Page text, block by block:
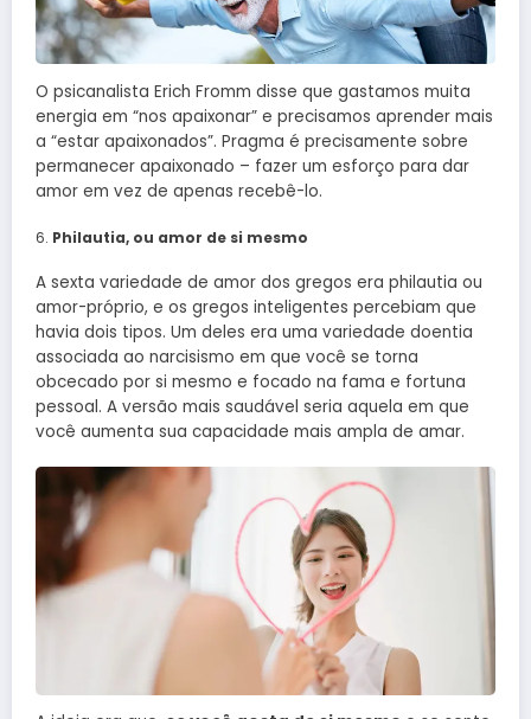
O psicanalista Erich Fromm disse que gastamos muita
energia em “nos apaixonar” e precisamos aprender mais
a “estar apaixonados”. Pragma é precisamente sobre
permanecer apaixonado – fazer um esforço para dar
amor em vez de apenas recebê-lo.
Philautia, ou amor de si mesmo
A sexta variedade de amor dos gregos era philautia ou
amor-próprio, e os gregos inteligentes percebiam que
havia dois tipos. Um deles era uma variedade doentia
associada ao narcisismo em que você se torna
obcecado por si mesmo e focado na fama e fortuna
pessoal. A versão mais saudável seria aquela em que
você aumenta sua capacidade mais ampla de amar.